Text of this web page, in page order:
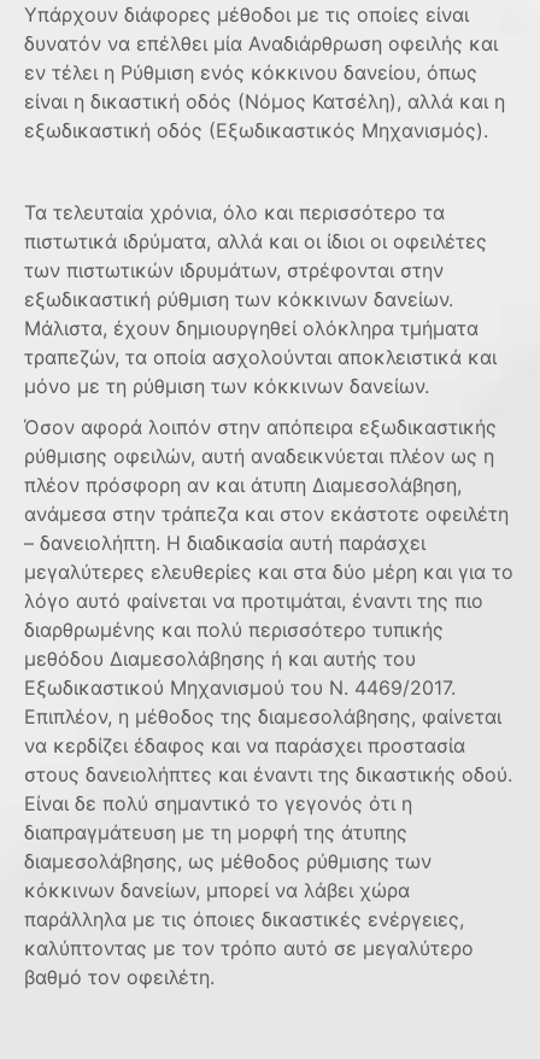
Υπάρχουν διάφορες μέθοδοι με τις οποίες είναι
δυνατόν να επέλθει μία Αναδιάρθρωση οφειλής και
εν τέλει η Ρύθμιση ενός κόκκινου δανείου, όπως
είναι η δικαστική οδός (Νόμος Κατσέλη), αλλά και η
εξωδικαστική οδός (Εξωδικαστικός Μηχανισμός).
Τα τελευταία χρόνια, όλο και περισσότερο τα
πιστωτικά ιδρύματα, αλλά και οι ίδιοι οι οφειλέτες
των πιστωτικών ιδρυμάτων, στρέφονται στην
εξωδικαστική ρύθμιση των κόκκινων δανείων.
Μάλιστα, έχουν δημιουργηθεί ολόκληρα τμήματα
τραπεζών, τα οποία ασχολούνται αποκλειστικά και
μόνο με τη ρύθμιση των κόκκινων δανείων.
Όσον αφορά λοιπόν στην απόπειρα εξωδικαστικής
ρύθμισης οφειλών, αυτή αναδεικνύεται πλέον ως η
πλέον πρόσφορη αν και άτυπη Διαμεσολάβηση,
ανάμεσα στην τράπεζα και στον εκάστοτε οφειλέτη
– δανειολήπτη. Η διαδικασία αυτή παράσχει
μεγαλύτερες ελευθερίες και στα δύο μέρη και για το
λόγο αυτό φαίνεται να προτιμάται, έναντι της πιο
διαρθρωμένης και πολύ περισσότερο τυπικής
μεθόδου Διαμεσολάβησης ή και αυτής του
Εξωδικαστικού Μηχανισμού του Ν. 4469/2017.
Επιπλέον, η μέθοδος της διαμεσολάβησης, φαίνεται
να κερδίζει έδαφος και να παράσχει προστασία
στους δανειολήπτες και έναντι της δικαστικής οδού.
Είναι δε πολύ σημαντικό το γεγονός ότι η
διαπραγμάτευση με τη μορφή της άτυπης
διαμεσολάβησης, ως μέθοδος ρύθμισης των
κόκκινων δανείων, μπορεί να λάβει χώρα
παράλληλα με τις όποιες δικαστικές ενέργειες,
καλύπτοντας με τον τρόπο αυτό σε μεγαλύτερο
βαθμό τον οφειλέτη.